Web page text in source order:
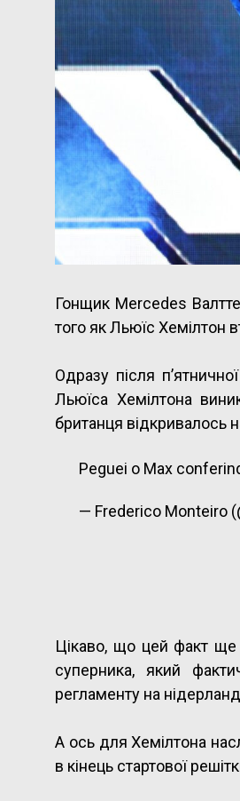
Гонщик Mercedes
того як Льюїс Хемілтон
Одразу після
Льюїса Хемілтона
британця відкривалось
Peguei o Max
— Frederico Monteiro
Цікаво, що цей факт ще
суперника, який
регламенту на
А ось для Хемілтона
в кінець стартової